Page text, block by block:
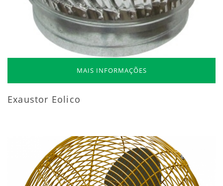
MAIS INFORMAÇÕES
Exaustor Eolico